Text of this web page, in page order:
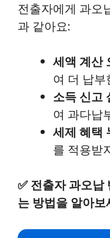
전출자에게 과오
과 같아요:
세액 계산
여 더 납부
소득 신고
여 과다납
세제 혜택
를 적용받
✅ 전출자 과오납
는 방법을 알아보